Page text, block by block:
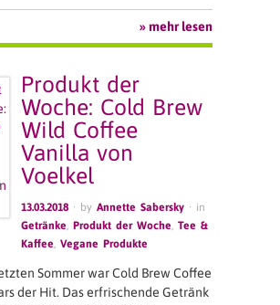
» mehr lesen
Produkt der
Woche: Cold Brew
Wild Coffee
Vanilla von
Voelkel
13.03.2018 · byAnnette Sabersky · in
Getränke ,Produkt der Woche ,Tee &
Kaffee ,Vegane Produkte
Sommer war Cold Brew Coffee
der Hit. Das erfrischende Getränk